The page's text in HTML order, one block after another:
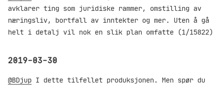
avklarer ting som juridiske rammer, omstilling av
næringsliv, bortfall av inntekter og mer. Uten å gå
helt i detalj vil nok en slik plan omfatte (1/15822)
2019-03-30
@BDjup I dette tilfellet produksjonen. Men spør du